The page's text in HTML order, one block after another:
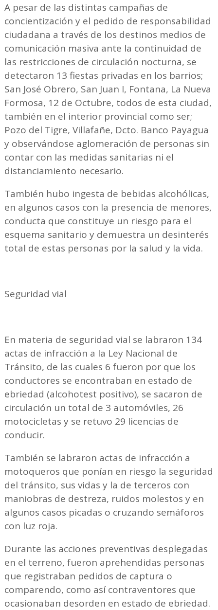
A pesar de las distintas campañas de
concientización y el pedido de responsabilidad
ciudadana a través de los destinos medios de
comunicación masiva ante la continuidad de
las restricciones de circulación nocturna, se
detectaron 13 fiestas privadas en los barrios;
San José Obrero, San Juan I, Fontana, La Nueva
Formosa, 12 de Octubre, todos de esta ciudad,
también en el interior provincial como ser;
Pozo del Tigre, Villafañe, Dcto. Banco Payagua
y observándose aglomeración de personas sin
contar con las medidas sanitarias ni el
distanciamiento necesario.
También hubo ingesta de bebidas alcohólicas,
en algunos casos con la presencia de menores,
conducta que constituye un riesgo para el
esquema sanitario y demuestra un desinterés
total de estas personas por la salud y la vida.
Seguridad vial
En materia de seguridad vial se labraron 134
actas de infracción a la Ley Nacional de
Tránsito, de las cuales 6 fueron por que los
conductores se encontraban en estado de
ebriedad (alcohotest positivo), se sacaron de
circulación un total de 3 automóviles, 26
motocicletas y se retuvo 29 licencias de
conducir.
También se labraron actas de infracción a
motoqueros que ponían en riesgo la seguridad
del tránsito, sus vidas y la de terceros con
maniobras de destreza, ruidos molestos y en
algunos casos picadas o cruzando semáforos
con luz roja.
Durante las acciones preventivas desplegadas
en el terreno, fueron aprehendidas personas
que registraban pedidos de captura o
comparendo, como así contraventores que
ocasionaban desorden en estado de ebriedad.